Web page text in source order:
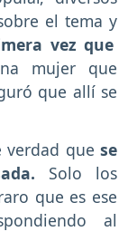
el tema y
vez que
mujer que
que allí se
verdad que se
Solo los
que es ese
al